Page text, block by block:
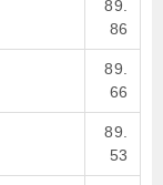
89.
86
89.
66
89.
53